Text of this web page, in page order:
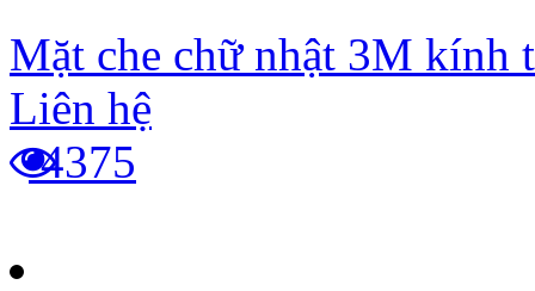
Mặt che chữ nhật 3M kính
Liên hệ
4375